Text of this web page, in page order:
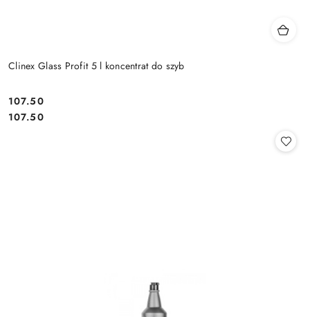
Clinex Glass Profit 5 l koncentrat do szyb
Cena:
107.50
Cena:
107.50